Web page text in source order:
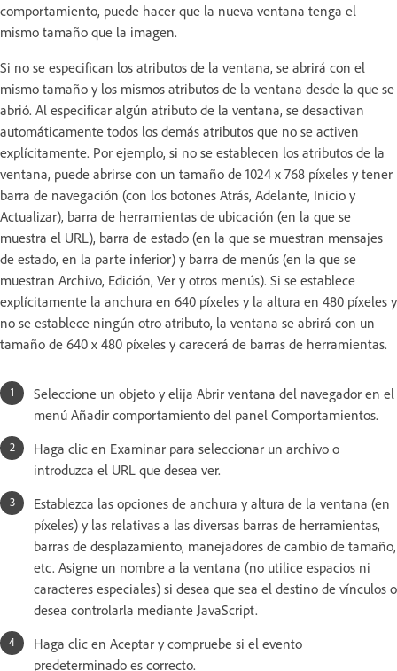
comportamiento, puede hacer que la nueva ventana tenga el
mismo tamaño que la imagen.
Si no se especifican los atributos de la ventana, se abrirá con el
mismo tamaño y los mismos atributos de la ventana desde la que se
abrió. Al especificar algún atributo de la ventana, se desactivan
automáticamente todos los demás atributos que no se activen
explícitamente. Por ejemplo, si no se establecen los atributos de la
ventana, puede abrirse con un tamaño de 1024 x 768 píxeles y tener
barra de navegación (con los botones Atrás, Adelante, Inicio y
Actualizar), barra de herramientas de ubicación (en la que se
muestra el URL), barra de estado (en la que se muestran mensajes
de estado, en la parte inferior) y barra de menús (en la que se
muestran Archivo, Edición, Ver y otros menús). Si se establece
explícitamente la anchura en 640 píxeles y la altura en 480 píxeles y
no se establece ningún otro atributo, la ventana se abrirá con un
tamaño de 640 x 480 píxeles y carecerá de barras de herramientas.
Seleccione un objeto y elija Abrir ventana del navegador en el
menú Añadir comportamiento del panel Comportamientos.
Haga clic en Examinar para seleccionar un archivo o
introduzca el URL que desea ver.
Establezca las opciones de anchura y altura de la ventana (en
píxeles) y las relativas a las diversas barras de herramientas,
barras de desplazamiento, manejadores de cambio de tamaño,
etc. Asigne un nombre a la ventana (no utilice espacios ni
caracteres especiales) si desea que sea el destino de vínculos o
desea controlarla mediante JavaScript.
Haga clic en Aceptar y compruebe si el evento
predeterminado es correcto.